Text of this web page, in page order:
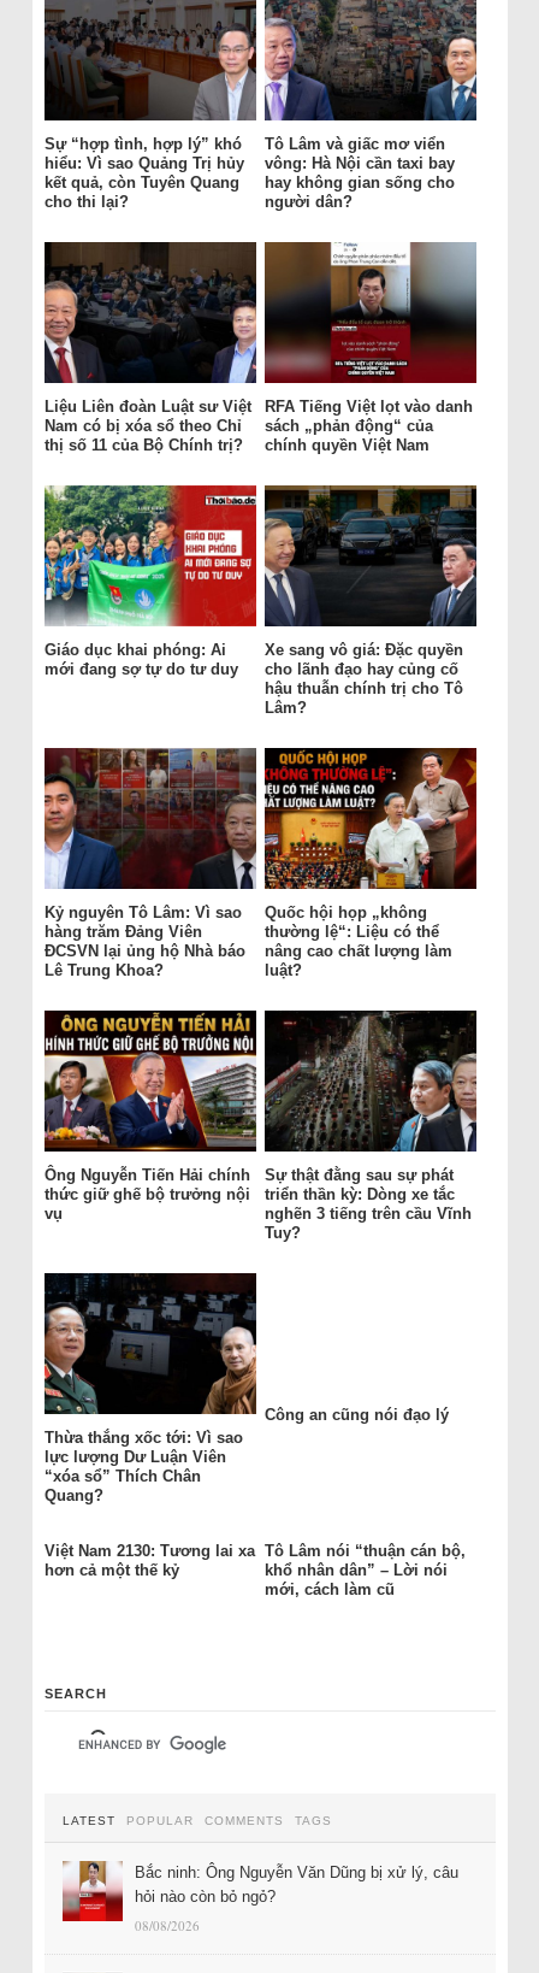
Sự “hợp tình, hợp lý” khó
hiểu: Vì sao Quảng Trị hủy
kết quả, còn Tuyên Quang
cho thi lại?
Tô Lâm và giấc mơ viển
vông: Hà Nội cần taxi bay
hay không gian sống cho
người dân?
Liệu Liên đoàn Luật sư Việt
Nam có bị xóa sổ theo Chỉ
thị số 11 của Bộ Chính trị?
RFA Tiếng Việt lọt vào danh
sách „phản động“ của
chính quyền Việt Nam
Giáo dục khai phóng: Ai
mới đang sợ tự do tư duy
Xe sang vô giá: Đặc quyền
cho lãnh đạo hay củng cố
hậu thuẫn chính trị cho Tô
Lâm?
Kỷ nguyên Tô Lâm: Vì sao
hàng trăm Đảng Viên
ĐCSVN lại ủng hộ Nhà báo
Lê Trung Khoa?
Quốc hội họp „không
thường lệ“: Liệu có thể
nâng cao chất lượng làm
luật?
Ông Nguyễn Tiến Hải chính
thức giữ ghế bộ trưởng nội
vụ
Sự thật đằng sau sự phát
triển thần kỳ: Dòng xe tắc
nghẽn 3 tiếng trên cầu Vĩnh
Tuy?
Thừa thắng xốc tới: Vì sao
lực lượng Dư Luận Viên
“xóa sổ” Thích Chân
Quang?
Công an cũng nói đạo lý
Việt Nam 2130: Tương lai xa
hơn cả một thế kỷ
Tô Lâm nói “thuận cán bộ,
khổ nhân dân” – Lời nói
mới, cách làm cũ
SEARCH
LATEST POPULAR COMMENTS TAGS
Bắc ninh: Ông Nguyễn Văn Dũng bị xử lý, câu
hỏi nào còn bỏ ngỏ?
08/08/2026